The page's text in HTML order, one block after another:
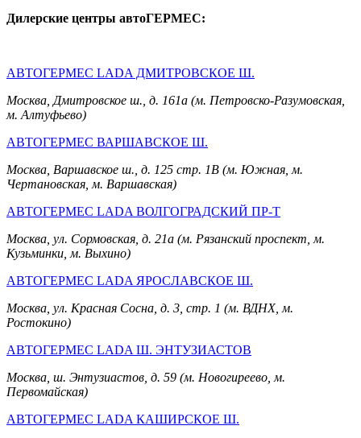
Дилерские центры автоГЕРМЕС:
АВТОГЕРМЕС LADA ДМИТРОВСКОЕ Ш.
Москва, Дмитровское ш., д. 161a (м. Петровско-Разумовская,
м. Алтуфьево)
АВТОГЕРМЕС ВАРШАВСКОЕ Ш.
Москва, Варшавское ш., д. 125 стр. 1В (м. Южная, м.
Чертановская, м. Варшавская)
АВТОГЕРМЕС LADA ВОЛГОГРАДСКИЙ ПР-Т
Москва, ул. Сормовская, д. 21а (м. Рязанский проспект, м.
Кузьминки, м. Выхино)
АВТОГЕРМЕС LADA ЯРОСЛАВСКОЕ Ш.
Москва, ул. Красная Сосна, д. 3, стр. 1 (м. ВДНХ, м.
Ростокино)
АВТОГЕРМЕС LADA Ш. ЭНТУЗИАСТОВ
Москва, ш. Энтузиастов, д. 59 (м. Новогиреево, м.
Первомайская)
АВТОГЕРМЕС LADA КАШИРСКОЕ Ш.